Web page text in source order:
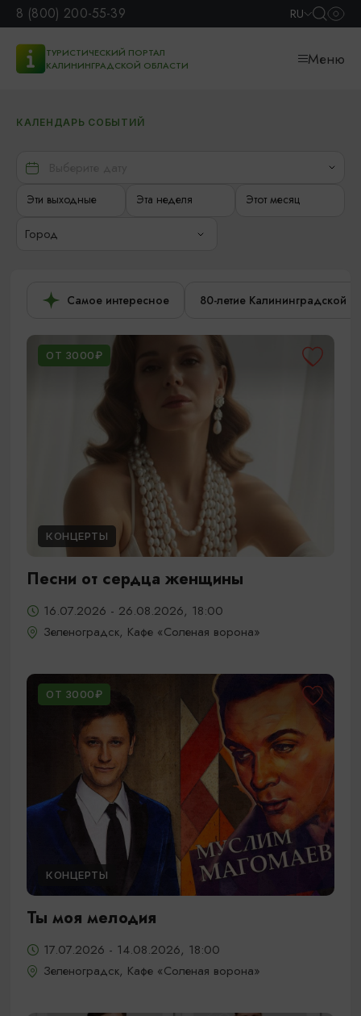
8 (800) 200-55-39 RU
ТУРИСТИЧЕСКИЙ ПОРТАЛ
КАЛИНИНГРАДСКОЙ ОБЛАСТИ
Меню
КАЛЕНДАРЬ СОБЫТИЙ
Эти выходные Эта неделя Этот месяц
Город
Самое интересное 80-летие Калининградской
ОТ 3000₽
КОНЦЕРТЫ
Песни от сердца женщины
16.07.2026 - 26.08.2026, 18:00
Зеленоградск, Кафе «Соленая ворона»
ОТ 3000₽
КОНЦЕРТЫ
Ты моя мелодия
17.07.2026 - 14.08.2026, 18:00
Зеленоградск, Кафе «Соленая ворона»